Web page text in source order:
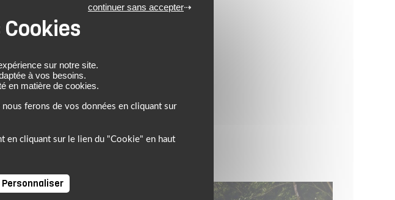
sur notre site.
à vos besoins.
en matière de cookies.
ferons de vos données en cliquant sur
en cliquant sur le lien du "Cookie" en haut
continuer sans accepter
Personnaliser